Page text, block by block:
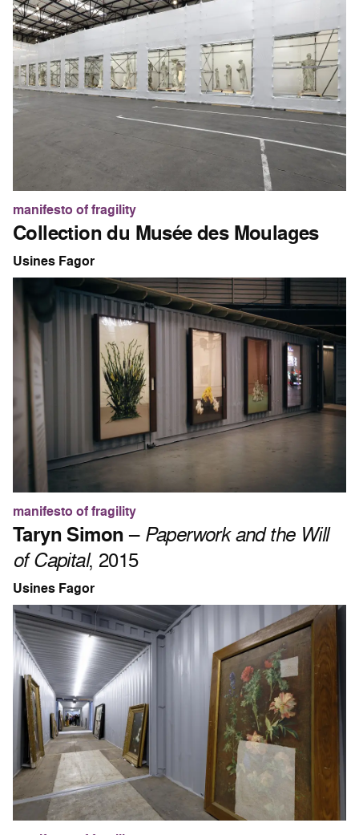
manifesto of fragility
Collection du Musée des Moulages
Usines Fagor
manifesto of fragility
Taryn Simon– Paperwork and the Will
of Capital, 2015
Usines Fagor